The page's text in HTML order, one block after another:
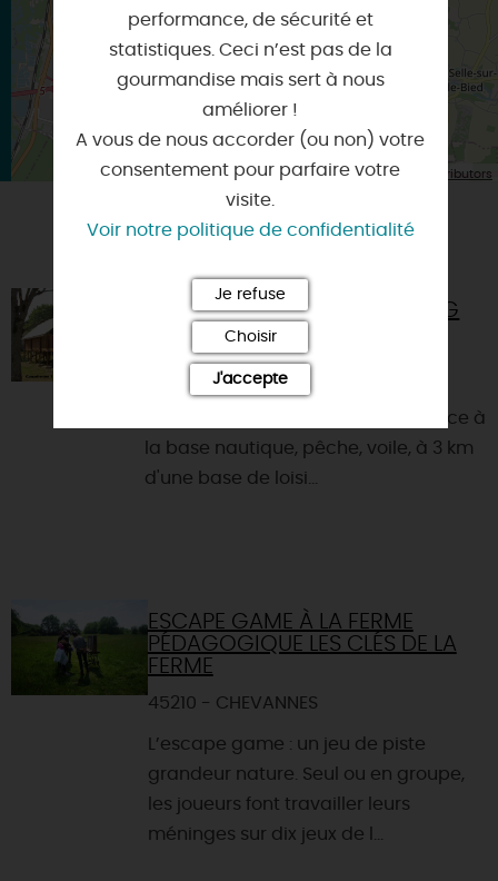
Leaflet| Map data ©OpenStreetMap contributors
CAMPING DES RIVES DU LOING
45120 - CEPOY
Situé dans un charmant village,
services et commerces à 200m, face à
la base nautique, pêche, voile, à 3 km
d'une base de loisi...
ESCAPE GAME À LA FERME
PÉDAGOGIQUE LES CLÉS DE LA
FERME
45210 - CHEVANNES
L’escape game : un jeu de piste
grandeur nature. Seul ou en groupe,
les joueurs font travailler leurs
méninges sur dix jeux de l...
performance, de sécurité et
statistiques. Ceci n’est pas de la
gourmandise mais sert à nous
améliorer !
A vous de nous accorder (ou non) votre
consentement pour parfaire votre
visite.
Voir notre politique de confidentialité
Je refuse
Choisir
J'accepte